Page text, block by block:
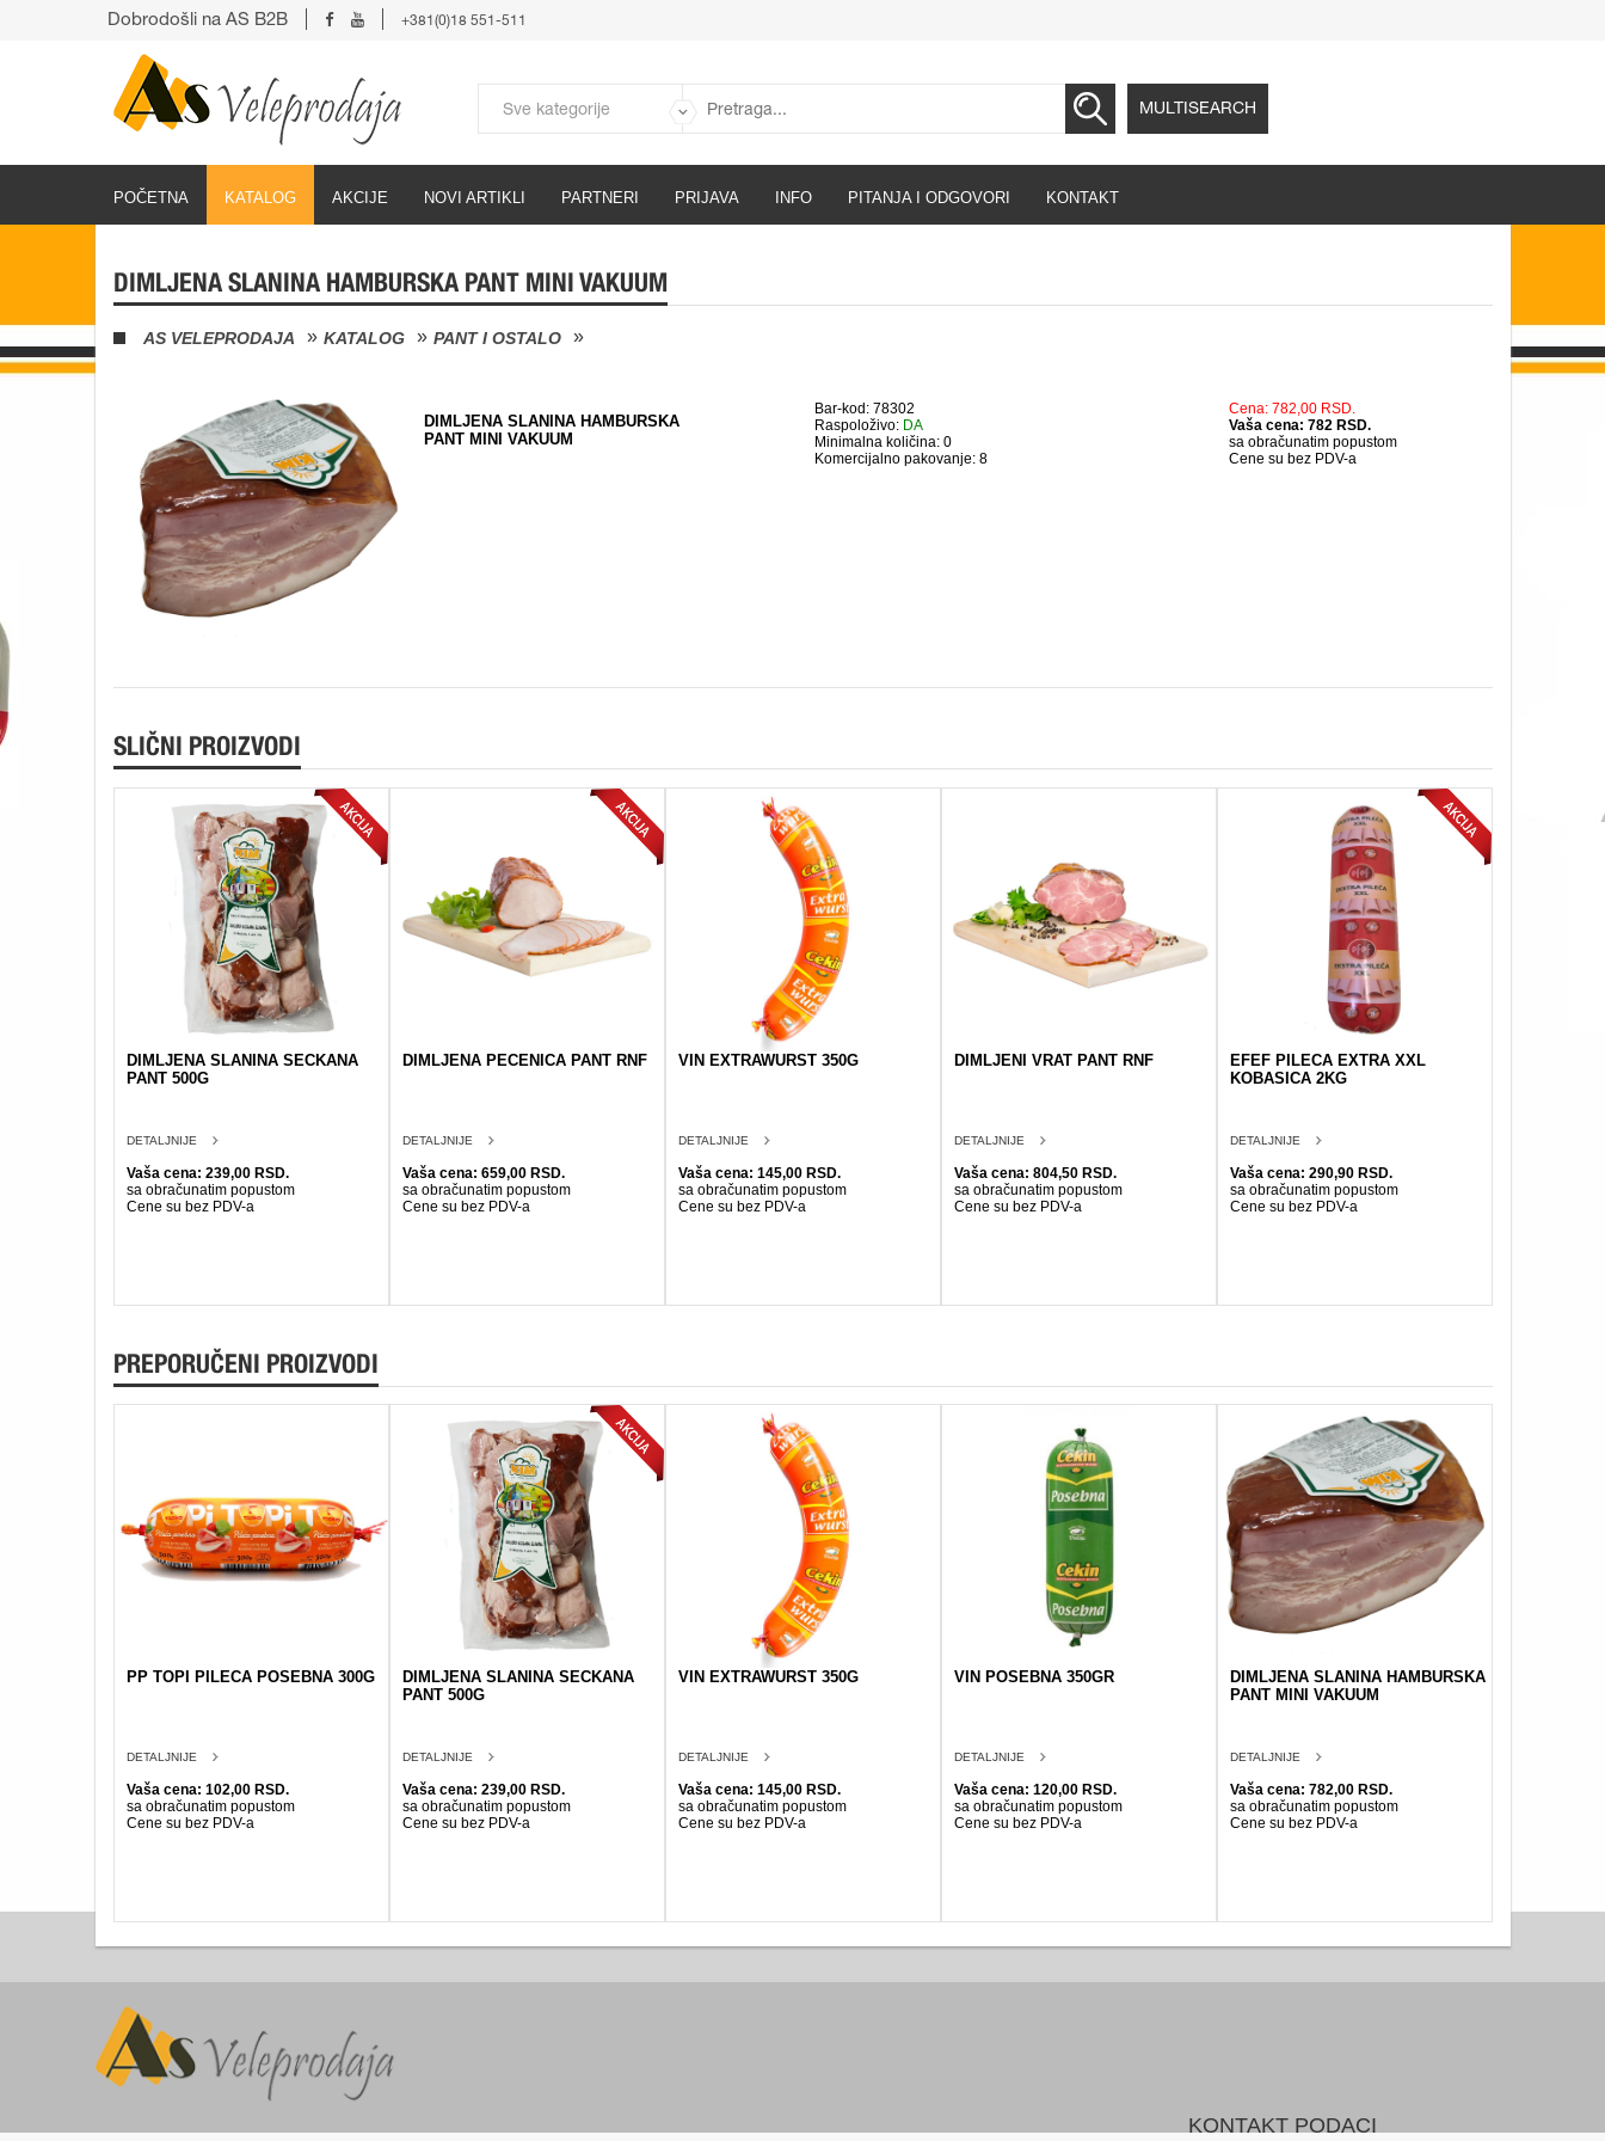
POČETNA KATALOG AKCIJE NOVI ARTIKLI PARTNERI PRIJAVA INFO PITANJA I ODGOVORI KONTAKT
Dobrodošli na AS B2B +381(0)18 551-511
MULTISEARCH
DIMLJENA SLANINA HAMBURSKA PANT MINI VAKUUM
AS VELEPRODAJA KATALOG PANT I OSTALO
DIMLJENA SLANINA HAMBURSKA
PANT MINI VAKUUM
Bar-kod: 78302
Raspoloživo: DA
Minimalna količina: 0
Komercijalno pakovanje: 8
Cena: 782,00 RSD.
Vaša cena: 782 RSD.
sa obračunatim popustom
Cene su bez PDV-a
SLIČNI PROIZVODI
DIMLJENA SLANINA SECKANA
PANT 500G
DETALJNIJE
Vaša cena: 239,00 RSD.
sa obračunatim popustom
Cene su bez PDV-a
DIMLJENA PECENICA PANT RNF
DETALJNIJE
Vaša cena: 659,00 RSD.
sa obračunatim popustom
Cene su bez PDV-a
VIN EXTRAWURST 350G
DETALJNIJE
Vaša cena: 145,00 RSD.
sa obračunatim popustom
Cene su bez PDV-a
DIMLJENI VRAT PANT RNF
DETALJNIJE
Vaša cena: 804,50 RSD.
sa obračunatim popustom
Cene su bez PDV-a
EFEF PILECA EXTRA XXL
KOBASICA 2KG
DETALJNIJE
Vaša cena: 290,90 RSD.
sa obračunatim popustom
Cene su bez PDV-a
PREPORUČENI PROIZVODI
PP TOPI PILECA POSEBNA 300G
DETALJNIJE
Vaša cena: 102,00 RSD.
sa obračunatim popustom
Cene su bez PDV-a
DIMLJENA SLANINA SECKANA
PANT 500G
DETALJNIJE
Vaša cena: 239,00 RSD.
sa obračunatim popustom
Cene su bez PDV-a
VIN EXTRAWURST 350G
DETALJNIJE
Vaša cena: 145,00 RSD.
sa obračunatim popustom
Cene su bez PDV-a
VIN POSEBNA 350GR
DETALJNIJE
Vaša cena: 120,00 RSD.
sa obračunatim popustom
Cene su bez PDV-a
DIMLJENA SLANINA HAMBURSKA
PANT MINI VAKUUM
DETALJNIJE
Vaša cena: 782,00 RSD.
sa obračunatim popustom
Cene su bez PDV-a
KONTAKT PODACI